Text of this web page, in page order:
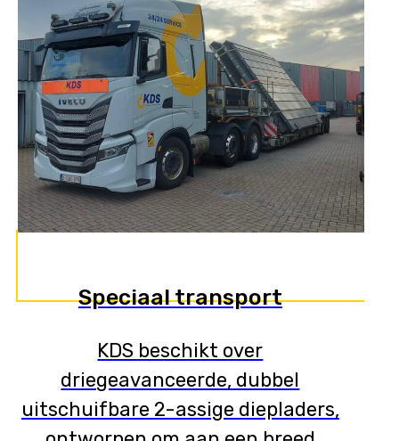
Speciaal transport
KDS beschikt over
driegeavanceerde, dubbel
uitschuifbare 2-assige diepladers,